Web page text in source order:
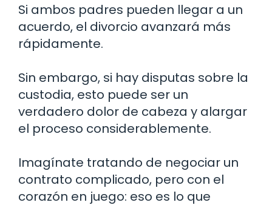
Si ambos padres pueden llegar a un
acuerdo, el divorcio avanzará más
rápidamente.
Sin embargo, si hay disputas sobre la
custodia, esto puede ser un
verdadero dolor de cabeza y alargar
el proceso considerablemente.
Imagínate tratando de negociar un
contrato complicado, pero con el
corazón en juego: eso es lo que